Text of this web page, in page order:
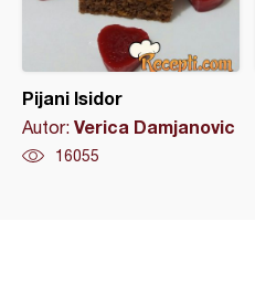
Pijani Isidor
Autor: Verica Damjanovic
16055